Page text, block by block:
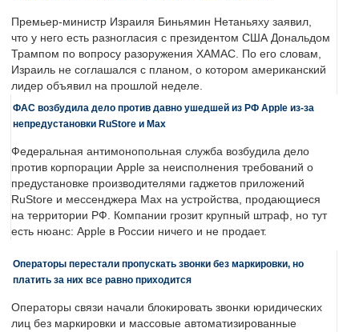
Премьер-министр Израиля Биньямин Нетаньяху заявил,
что у него есть разногласия с президентом США Дональдом
Трампом по вопросу разоружения ХАМАС. По его словам,
Израиль не соглашался с планом, о котором американский
лидер объявил на прошлой неделе.
ФАС возбудила дело против давно ушедшей из РФ Apple из-за
непредустановки RuStore и Max
Федеральная антимонопольная служба возбудила дело
против корпорации Apple за неисполнения требований о
предустановке производителями гаджетов приложений
RuStore и мессенджера Max на устройства, продающиеся
на территории РФ. Компании грозит крупный штраф, но тут
есть нюанс: Apple в России ничего и не продает.
Операторы перестали пропускать звонки без маркировки, но
платить за них все равно приходится
Операторы связи начали блокировать звонки юридических
лиц без маркировки и массовые автоматизированные